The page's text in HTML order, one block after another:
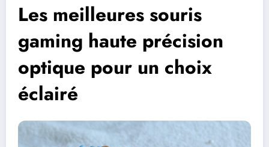
Les meilleures souris
gaming haute précision
optique pour un choix
éclairé